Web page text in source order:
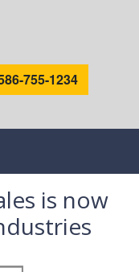
755-1234
is now